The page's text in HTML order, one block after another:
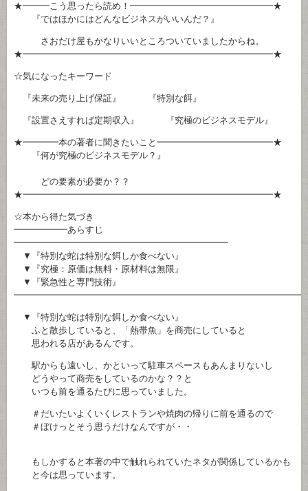
★━━━こう思ったら読め！━━━━━━━━━━━━━━━━★
『ではほかにはどんなビジネスがいいんだ？』
さおだけ屋もかなりいいところついていましたからね。
★━━━━━━━━━━━━━━━━━━━━━━━━━━━━★
☆気になったキーワード
『未来の売り上げ保証』 『特別な餌』
『設置さえすれば定期収入』 『究極のビジネスモデル』
★━━━━本の著者に聞きたいこと━━━━━━━━━━━━━★
『何が究極のビジネスモデル？』
どの要素が必要か？？
★━━━━━━━━━━━━━━━━━━━━━━━━━━━━★
☆本から得た気づき
━━━━━━あらすじ
━━━━━━━━━━━━━━━━━━━━━━━━
▼『特別な蛇は特別な餌しか食べない』
▼『究極：原価は無料・原材料は無限』
▼『緊急性と専門技術』
▼『特別な蛇は特別な餌しか食べない』
ふと散歩していると、「熱帯魚」を商売にしていると
思われる店があるんです。
駅からも遠いし、かといって駐車スペースもあんまりないし
どうやって商売をしているのかな？？と
いつも前を通るたびに思っていました。
＃だいたいよくいくレストランや焼肉の帰りに前を通るので
＃ぼけっとそう思うだけなんですが・・
もしかすると本著の中で触れられていたネタが関係しているかも
と今は思っています。